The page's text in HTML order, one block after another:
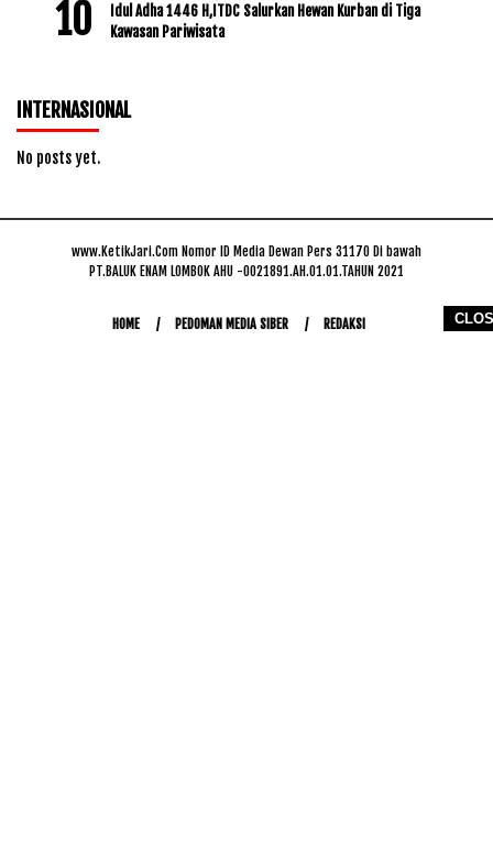
Idul Adha 1446 H,ITDC Salurkan Hewan Kurban di Tiga
Kawasan Pariwisata
INTERNASIONAL
No posts yet.
www.KetikJari.Com Nomor ID Media Dewan Pers 31170 Di bawah
PT.BALUK ENAM LOMBOK AHU -0021891.AH.01.01.TAHUN 2021
HOME PEDOMAN MEDIA SIBER REDAKSI